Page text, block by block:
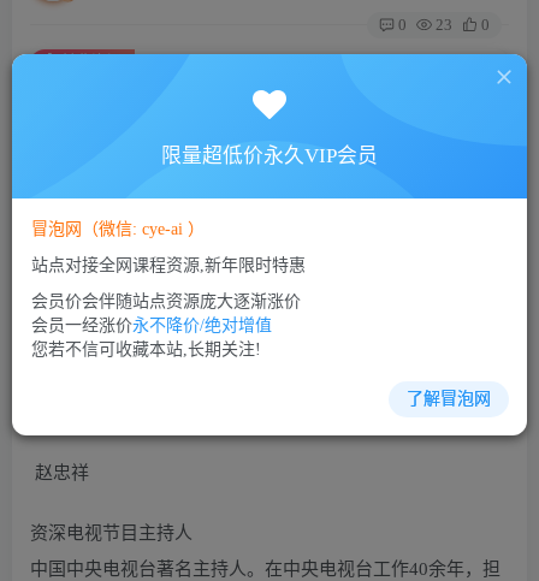
0 23 0
【赵忠祥】如何能在职场中与各类人交往
此内容为付费资源，请付费后查看
5
VIP会员 免费
立即购买
您当前未登录！建议登陆后购买，可保存购买订单
赵忠祥
资深电视节目主持人
中国中央电视台著名主持人。在中央电视台工作40余年，担
限量超低价永久VIP会员
冒泡网（微信: cye-ai ）
站点对接全网课程资源,新年限时特惠
会员价会伴随站点资源庞大逐渐涨价
会员一经涨价永不降价/绝对增值
您若不信可收藏本站,长期关注!
了解冒泡网